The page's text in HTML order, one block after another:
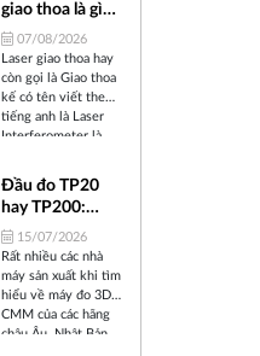
giao thoa là gì?
Tổng hợp kiến
thức cần biết về
hệ thống laser
giao thoa
07/08/2026
Laser giao thoa hay
còn gọi là Giao thoa
kế có tên viết theo
tiếng anh là Laser
Interferometer là
dùng trong công
việc liên quan đến
khoa học và kỹ
thuật. Thực tế đây
là hệ thống được
phát triển từ những
năm 1800 và
thường hoạt động
bằng cách kết hợp
Đầu đo TP20
hay TP200:
Chọn loại nào
cho máy CMM
đo chạm?
15/07/2026
Rất nhiều các nhà
máy sản xuất khi tìm
hiểu về máy đo 3D
CMM của các hãng
châu Âu, Nhật Bản,